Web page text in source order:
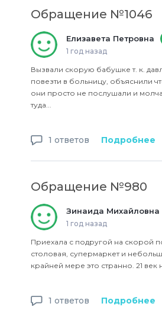
Обращение №1046
Елизавета Петровна
1 год назад
Вызвали скорую бабушке т. к.
повезти в больницу, объяснили
они просто не послушали и
туда...
1 ответов Подробнее
Обращение №980
Зинаида Михайловна
1 год назад
Приехала с подругой на скорой
столовая, супермаркет и
крайней мере это странно. 21 век
1 ответов Подробнее